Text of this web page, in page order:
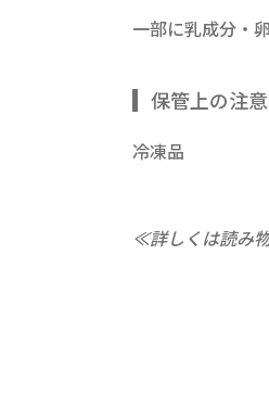
一部に乳成分・
保管上の注意
冷凍品
≪詳しくは読み